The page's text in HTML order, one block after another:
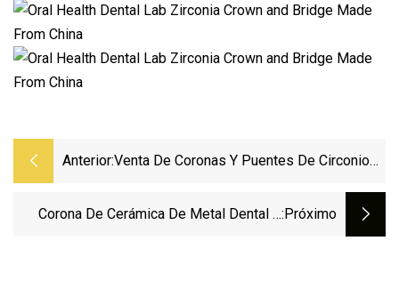
Anterior:Venta De Coronas Y Puentes De Circonio
Corona De Cerámica De Metal Dental A:próximo